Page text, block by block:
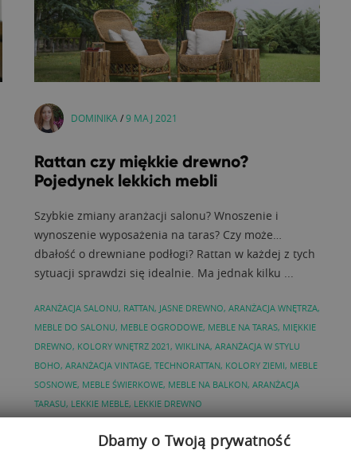
DOMINIKA /9 MAJ 2021
Rattan czy miękkie drewno?
Pojedynek lekkich mebli
Szybkie zmiany aranżacji salonu? Wnoszenie i
wynoszenie wyposażenia na taras? Czy może…
dbałość o drewniane podłogi? Rattan w każdej z tych
sytuacji sprawdzi się idealnie. Ma jednak kilku ...
ARANŻACJA SALONU, RATTAN, JASNE DREWNO, ARANŻACJA WNĘTRZA,
MEBLE DO SALONU, MEBLE OGRODOWE, MEBLE NA TARAS, MIĘKKIE
DREWNO, KOLORY WNĘTRZ 2021, WIKLINA, ARANŻACJA W STYLU
BOHO, ARANŻACJA VINTAGE, TECHNORATTAN, KOLORY ZIEMI, MEBLE
SOSNOWE, MEBLE ŚWIERKOWE, MEBLE NA BALKON, ARANŻACJA
TARASU, LEKKIE MEBLE, LEKKIE DREWNO
Dbamy o Twoją prywatność